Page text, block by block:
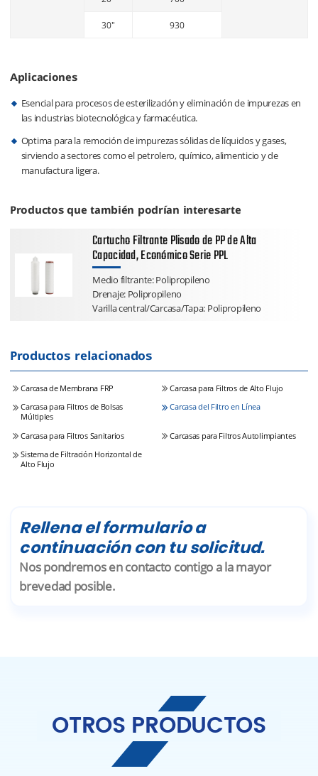
30" 930
Aplicaciones
Esencial para procesos de esterilización y eliminación de impurezas en
las industrias biotecnológica y farmacéutica.
Optima para la remoción de impurezas sólidas de líquidos y gases,
sirviendo a sectores como el petrolero, químico, alimenticio y de
manufactura ligera.
Productos que también podrían interesarte
Cartucho Filtrante Plisado de PP de Alta
Capacidad, Económico Serie PPL
Medio filtrante: Polipropileno
Drenaje: Polipropileno
Varilla central/Carcasa/Tapa: Polipropileno
Productos relacionados
Carcasa de Membrana FRP
Carcasa para Filtros de Alto Flujo
Carcasa para Filtros de Bolsas
Múltiples
Carcasa del Filtro en Línea
Carcasa para Filtros Sanitarios
Carcasas para Filtros Autolimpiantes
Sistema de Filtración Horizontal de
Alto Flujo
Rellena el formulario a
continuación con tu solicitud.
Nos pondremos en contacto contigo a la mayor
brevedad posible.
OTROS PRODUCTOS